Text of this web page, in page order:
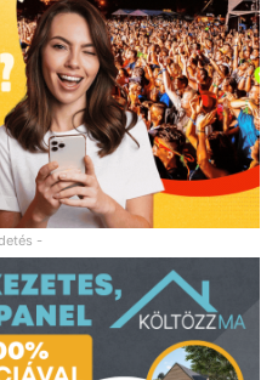
-